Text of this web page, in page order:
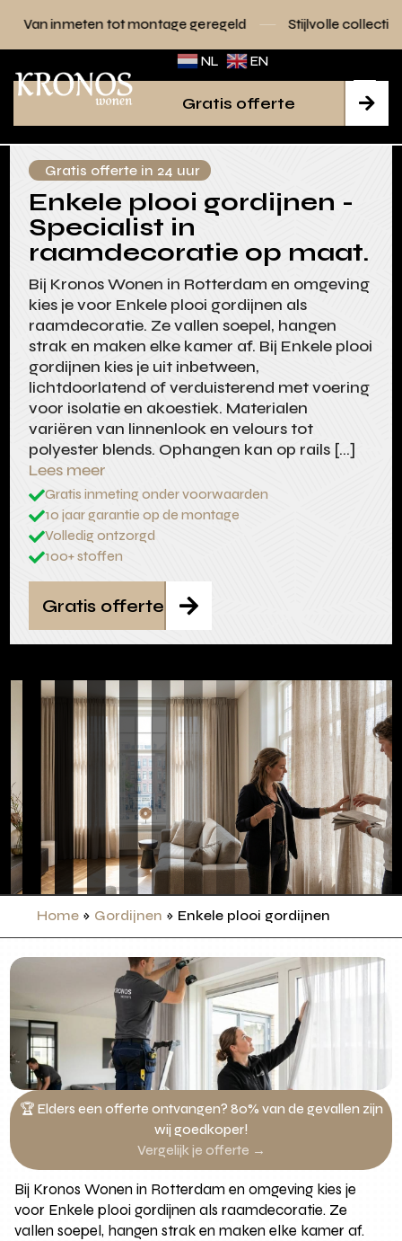
montage geregeld Stijlvolle collecties voor elk
NL EN

Gratis offerte
Gratis offerte in 24 uur
Enkele plooi gordijnen -
Specialist in
raamdecoratie op maat.
Bij Kronos Wonen in Rotterdam en omgeving
kies je voor Enkele plooi gordijnen als
raamdecoratie. Ze vallen soepel, hangen
strak en maken elke kamer af. Bij Enkele plooi
gordijnen kies je uit inbetween,
lichtdoorlatend of verduisterend met voering
voor isolatie en akoestiek. Materialen
variëren van linnenlook en velours tot
polyester blends. Ophangen kan op rails […]
Lees meer
Gratis inmeting onder voorwaarden
10 jaar garantie op de montage
Volledig ontzorgd
100+ stoffen

Gratis offerte
Home» Gordijnen » Enkele plooi gordijnen
🏆 Elders een offerte ontvangen? 80% van de gevallen zijn
wij goedkoper!
Vergelijk je offerte →
Bij Kronos Wonen in Rotterdam en omgeving kies je
voor Enkele plooi gordijnen als raamdecoratie. Ze
vallen soepel, hangen strak en maken elke kamer af.